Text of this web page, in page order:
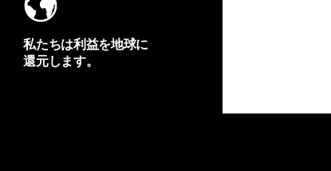
私たちは利益を地球に
還元します。